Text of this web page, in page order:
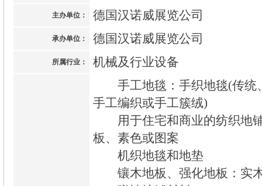
主办单位： 德国汉诺威展览公司
承办单位： 德国汉诺威展览公司
所属行业： 机械及行业设备
手工地毯：手织地毯(传统
手工编织或手工簇绒)
用于住宅和商业的纺织地铺
板、素色或图案
机织地毯和地垫
镶木地板、强化地板：实木